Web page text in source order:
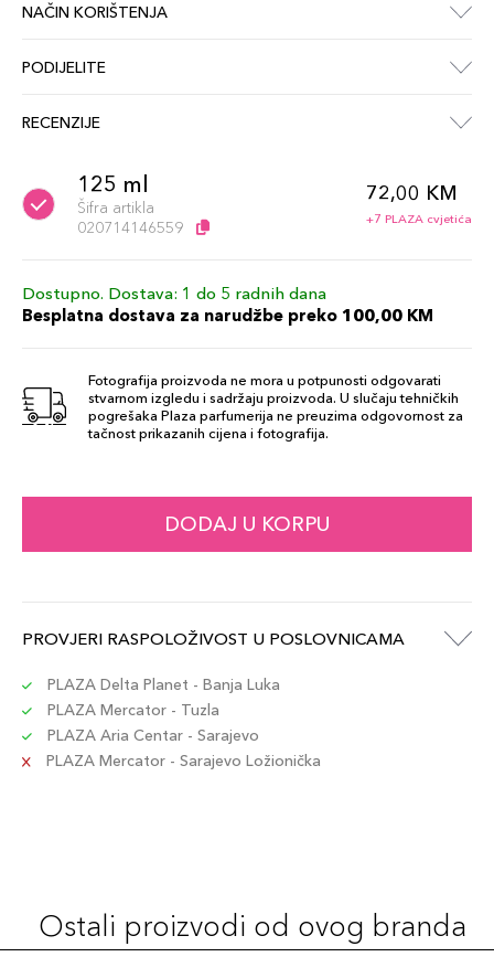
NAČIN KORIŠTENJA
PODIJELITE
RECENZIJE
125 ml
Šifra artikla
020714146559
72,00 KM
+7 PLAZA cvjetića
Dostupno. Dostava: 1 do 5 radnih dana
Besplatna dostava za narudžbe preko 100,00 KM
Fotografija proizvoda ne mora u potpunosti odgovarati
stvarnom izgledu i sadržaju proizvoda. U slučaju tehničkih
pogrešaka Plaza parfumerija ne preuzima odgovornost za
tačnost prikazanih cijena i fotografija.
DODAJ U KORPU
PROVJERI RASPOLOŽIVOST U POSLOVNICAMA
PLAZA Delta Planet - Banja Luka
PLAZA Mercator - Tuzla
PLAZA Aria Centar - Sarajevo
PLAZA Mercator - Sarajevo Ložionička
Ostali proizvodi od ovog branda